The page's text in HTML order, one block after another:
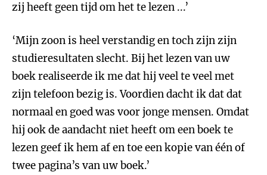
zij heeft geen tijd om het te lezen ...’
‘Mijn zoon is heel verstandig en toch zijn zijn
studieresultaten slecht. Bij het lezen van uw
boek realiseerde ik me dat hij veel te veel met
zijn telefoon bezig is. Voordien dacht ik dat dat
normaal en goed was voor jonge mensen. Omdat
hij ook de aandacht niet heeft om een boek te
lezen geef ik hem af en toe een kopie van één of
twee pagina’s van uw boek.’